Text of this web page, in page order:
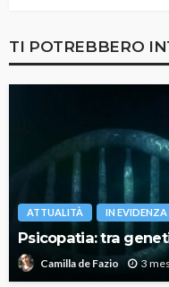
TI POTREBBERO
ATTUALITÀ IN EVIDENZA
Psicopatia: tra
Camilla de Fazio 3